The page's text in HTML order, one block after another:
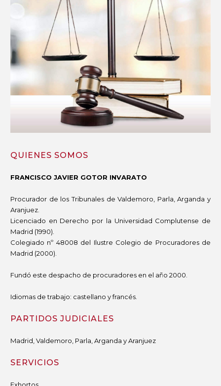
QUIENES SOMOS
FRANCISCO JAVIER GOTOR INVARATO
Procurador de los Tribunales de Valdemoro, Parla, Arganda y
Aranjuez.
Licenciado en Derecho por la Universidad Complutense de
Madrid (1990).
Colegiado nº 48008 del Ilustre Colegio de Procuradores de
Madrid (2000).
Fundó este despacho de procuradores en el año 2000.
Idiomas de trabajo: castellano y francés.
PARTIDOS JUDICIALES
Madrid, Valdemoro, Parla, Arganda y Aranjuez
SERVICIOS